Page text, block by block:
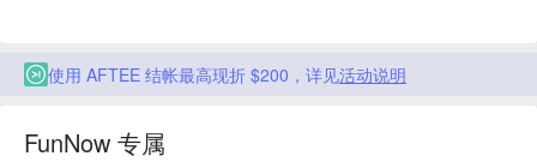
使用 AFTEE 结帐最高现折 $200，详见活动说明
FunNow 专属